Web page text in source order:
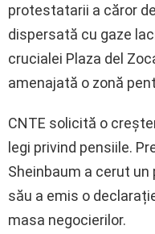
protestatarii a căror
dispersată cu gaze
crucialei Plaza del
amenajată o zonă
CNTE solicită o
legi privind pensiile.
Sheinbaum a cerut
său a emis o
masa negocierilor.